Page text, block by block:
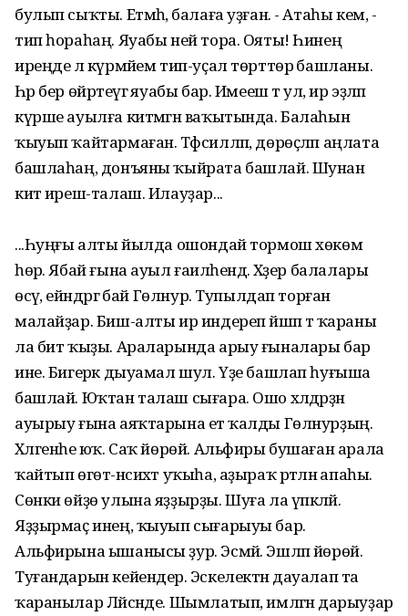
булып сыҡты. Етмәһә, балаға уҙған. - Атаһы кем, -
тип һораһаң. Яуабы ней тора. Ояты! Һинең
иреңде лә күрмәйем тип-уҫал төрттөрә башланы.
Һәр бер өйрәтеүгә яуабы бар. Имееш тә ул, ир эҙләп
күрше ауылға китмәгән ваҡытында. Балаһын
ҡыуып ҡайтармаған. Тәфсилләп, дөрөҫләп аңлата
башлаһаң, донъяны ҡыйрата башлай. Шунан
китә иреш-талаш. Илауҙар...
...Һуңғы алты йылда ошондай тормош хөкөм
һөрә. Ябай ғына ауыл ғаиләһендә. Хәҙер балалары
өсәү, ейәндәргә бай Гөлнур. Тупылдап торған
малайҙар. Биш-алты ир индереп йәшәп тә ҡараны
ла бит ҡыҙы. Араларында арыу ғыналары бар
ине. Бигерәк дыуамал шул. Үҙе башлап һуғыша
башлай. Юҡтан талаш сығара. Ошо хәлдәрҙән
ауырыу ғына аяҡтарына етә ҡалды Гөлнурҙың.
Хәлгенәһе юҡ. Саҡ йөрөй. Альфиры бушаған арала
ҡайтып өгөт-нәсихәт уҡыһа, аҙыраҡ рәтләнә апаһы.
Сөнки өйҙө улына яҙҙырҙы. Шуға ла үпкәләй.
Яҙҙырмаҫ инең, ҡыуып сығарыуы бар.
Альфирына ышанысы ҙур. Эсмәй. Эшләп йөрөй.
Туғандарын кейендерә. Эскелектән дауалап та
ҡаранылар Ләйсәнде. Шымлатып, имләгән дарыуҙар